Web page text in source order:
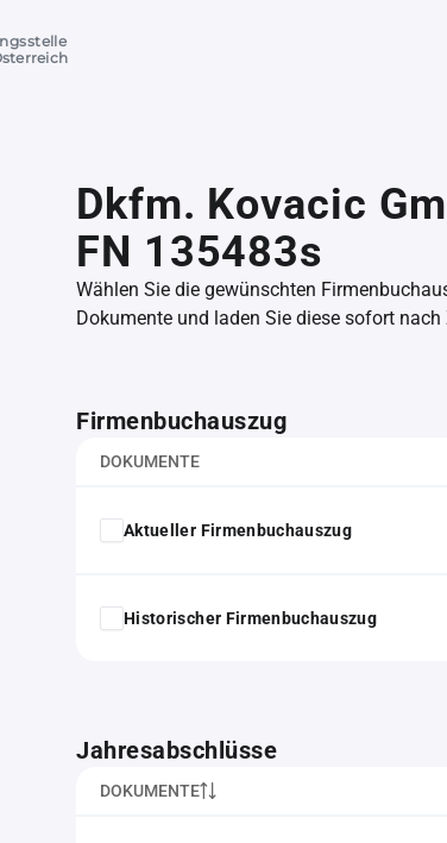
Dkfm. Kovacic
FN 135483s
Wählen Sie die gewünschten
Dokumente und laden Sie diese sofort nach
Firmenbuchauszug
DOKUMENTE
Aktueller Firmenbuchauszug
Historischer Firmenbuchauszug
Jahresabschlüsse
DOKUMENTE